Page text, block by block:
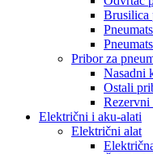
Brusilica
Pribor za
Nasadni
Ostali
Rezervni
Električni i aku-alati
Električni alat